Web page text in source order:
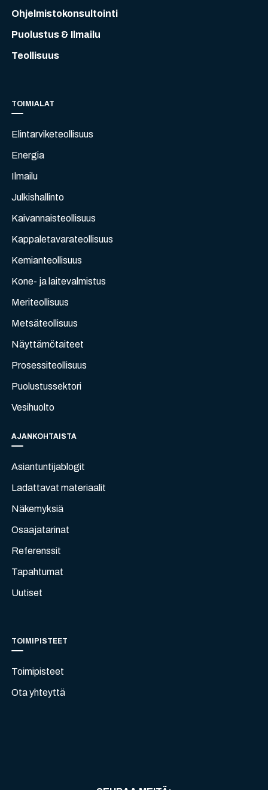
Ohjelmistokonsultointi
Puolustus & Ilmailu
Teollisuus
TOIMIALAT
Elintarviketeollisuus
Energia
Ilmailu
Julkishallinto
Kaivannaisteollisuus
Kappaletavarateollisuus
Kemianteollisuus
Kone- ja laitevalmistus
Meriteollisuus
Metsäteollisuus
Näyttämötaiteet
Prosessiteollisuus
Puolustussektori
Vesihuolto
AJANKOHTAISTA
Asiantuntijablogit
Ladattavat materiaalit
Näkemyksiä
Osaajatarinat
Referenssit
Tapahtumat
Uutiset
TOIMIPISTEET
Toimipisteet
Ota yhteyttä